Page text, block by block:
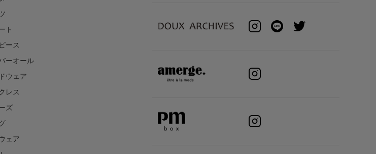
ト
ース
ーオール
ウェア
レス
ズ
ェア